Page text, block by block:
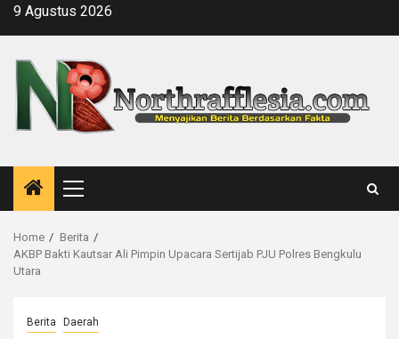
Skip9 Agustus 2026
Primary
Menu
Home
Berita
AKBP Bakti Kautsar Ali Pimpin Upacara Sertijab PJU Polres Bengkulu
Utara
Berita Daerah